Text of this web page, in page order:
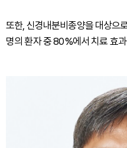
또한, 신경내분비종양을 대상으
명의 환자 중 80%에서 치료 효